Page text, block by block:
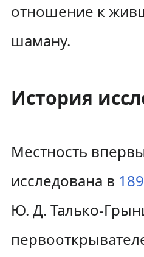
отношение к
шаману.
История
Местность
исследована в
Ю. Д. Талько-